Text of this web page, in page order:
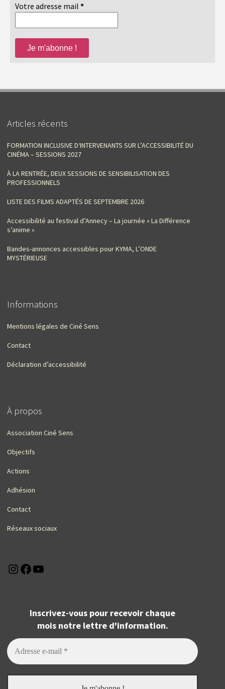
Votre adresse mail *
Articles récents
FORMATION INCLUSIVE D‘INTERVENANTS SUR L’ACCESSIBILITÉ DU
CINÉMA – SESSIONS 2027
À LA RENTRÉE, DEUX SESSIONS DE SENSIBILISATION DES
PROFESSIONNELS
LISTE DES FILMS ADAPTÉS DE SEPTEMBRE 2026
Accessibilité au festival d’Annecy – La journée « La Différence
s’anime »
Bandes-annonces accessibles pour KYMA, L’ONDE
MYSTÉRIEUSE
Informations
Mentions légales de Ciné Sens
Contact
Déclaration d’accessibilité
À propos
Association Ciné Sens
Objectifs
Actions
Adhésion
Contact
Réseaux sociaux
Instagram
Facebook
Inscrivez-vous pour recevoir chaque
mois notre lettre d'information.